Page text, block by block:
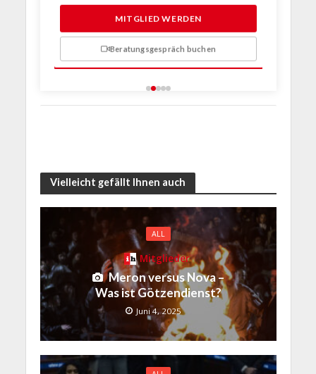
MITGLIED WERDEN
Beratungsgespräch buchen
Vielleicht gefällt Ihnen auch
ALL
Mitglieder
Meron versus Nova –
Was ist Götzendienst?
Juni 4, 2025